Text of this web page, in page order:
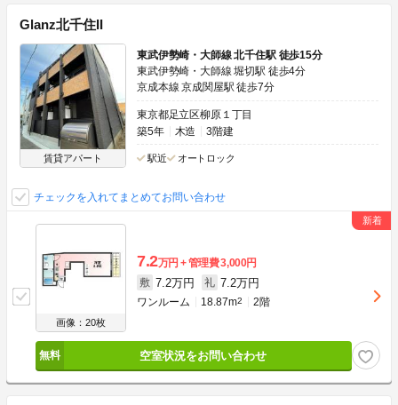
Glanz北千住II
賃貸アパート
東武伊勢崎・大師線 北千住駅 徒歩15分
東武伊勢崎・大師線 堀切駅 徒歩4分
京成本線 京成関屋駅 徒歩7分
東京都足立区柳原１丁目
築5年
木造 3階建
駅近 オートロック
チェックを入れてまとめてお問い合わせ
画像：20枚
7.2万円 管理費3,000円
敷 7.2万円 礼 7.2万円
ワンルーム 18.87m2 2階
空室状況をお問い合わせ